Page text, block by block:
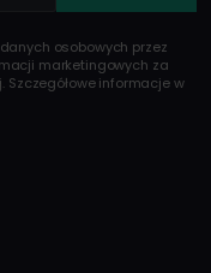
osobowych przez
marketingowych za
informacje w